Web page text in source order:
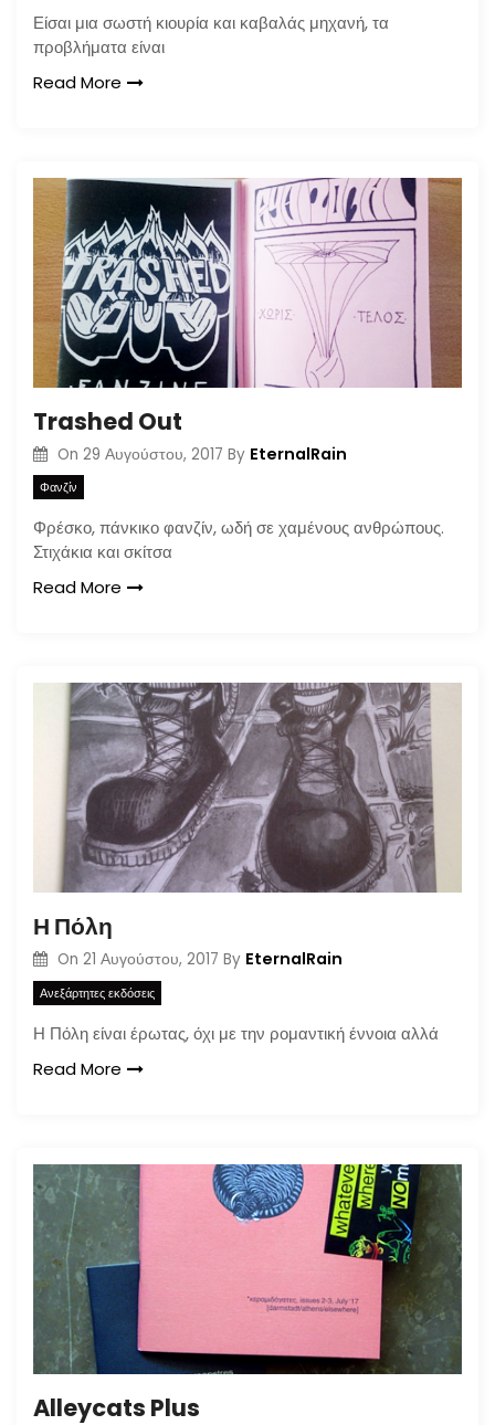
Είσαι μια σωστή κιουρία και καβαλάς μηχανή, τα
προβλήματα είναι
Read More
Trashed Out
On 29 Αυγούστου, 2017 By EternalRain
Φανζίν
Φρέσκο, πάνκικο φανζίν, ωδή σε χαμένους ανθρώπους.
Στιχάκια και σκίτσα
Read More
Η Πόλη
On 21 Αυγούστου, 2017 By EternalRain
Ανεξάρτητες εκδόσεις
Η Πόλη είναι έρωτας, όχι με την ρομαντική έννοια αλλά
Read More
Alleycats Plus